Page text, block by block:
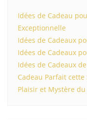
Idées de Cadeau
Exceptionnelle
Idées de Cadeaux
Idées de Cadeaux
Idées de Cadeaux
Cadeau Parfait cette
Plaisir et Mystère du